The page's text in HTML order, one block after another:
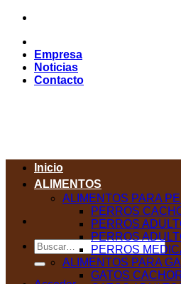
Saltar
contenido
Empresa
Noticias
Contacto
Buscar
por:
Inicio
ALIMENTOS
ALIMENTOS PARA
PERROS
PERROS
PERROS
PERROS
ALIMENTOS PARA
GATOS